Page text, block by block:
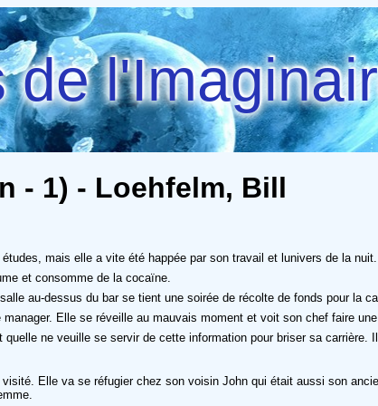
de
- 1) - Loehfelm, Bill
mais elle a vite été happée par son travail et lunivers de la
et consomme de la cocaïne.
au-dessus du bar se tient une soirée de récolte de fonds pour la
Elle se réveille au mauvais moment et voit son chef faire
ne veuille se servir de cette information pour briser sa carrière.
Elle va se réfugier chez son voisin John qui était aussi son